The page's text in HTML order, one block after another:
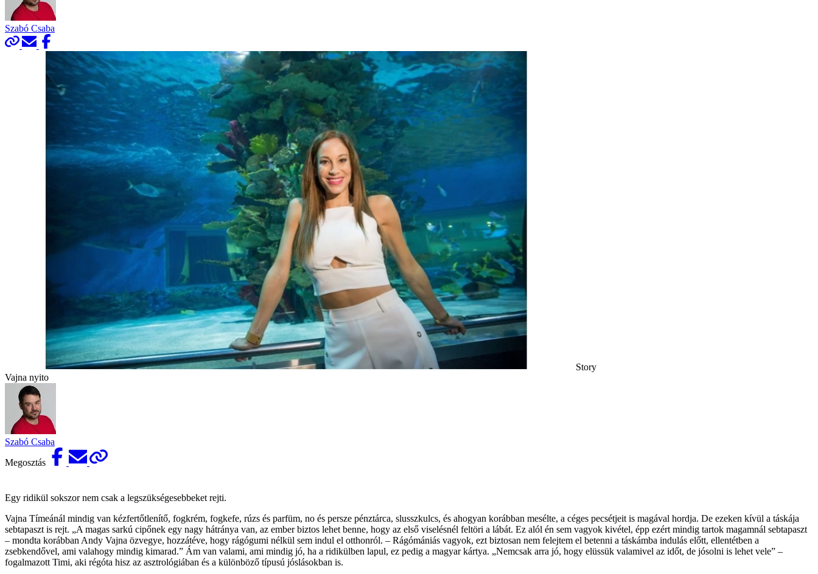
Szabó Csaba
Story
Vajna nyito
Szabó Csaba
Megosztás
Egy ridikül sokszor nem csak a legszükségesebbeket rejti.
Vajna Tímeánál mindig van kézfertőtlenítő, fogkrém, fogkefe, rúzs és parfüm, no és persze pénztárca, slusszkulcs, és ahogyan korábban mesélte, a céges pecsétjeit is magával hordja. De ezeken kívül a táskája
sebtapaszt is rejt. „A magas sarkú cipőnek egy nagy hátránya van, az ember biztos lehet benne, hogy az első viselésnél feltöri a lábát. Ez alól én sem vagyok kivétel, épp ezért mindig tartok magamnál sebtapaszt
– mondta korábban Andy Vajna özvegye, hozzátéve, hogy rágógumi nélkül sem indul el otthonról. – Rágómániás vagyok, ezt biztosan nem felejtem el betenni a táskámba indulás előtt, ellentétben a
zsebkendővel, ami valahogy mindig kimarad.” Ám van valami, ami mindig jó, ha a ridikülben lapul, ez pedig a magyar kártya. „Nemcsak arra jó, hogy elüssük valamivel az időt, de jósolni is lehet vele” –
fogalmazott Timi, aki régóta hisz az asztrológiában és a különböző típusú jóslásokban is.